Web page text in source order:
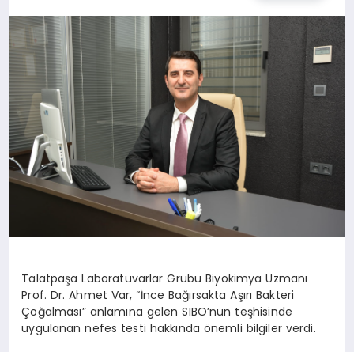
Talatpaşa Laboratuvarlar Grubu Biyokimya Uzmanı
Prof. Dr. Ahmet Var, “İnce Bağırsakta Aşırı Bakteri
Çoğalması” anlamına gelen SIBO’nun teşhisinde
uygulanan nefes testi hakkında önemli bilgiler verdi.